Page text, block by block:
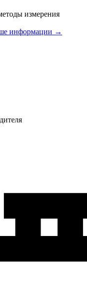
измерения
информации →